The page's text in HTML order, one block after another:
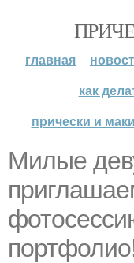
главная
как
прически и
Милые